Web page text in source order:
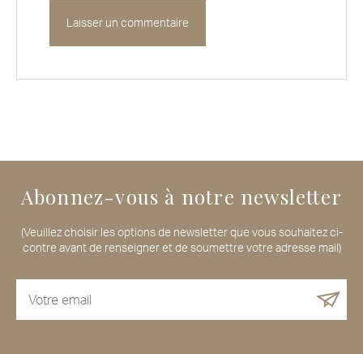
Abonnez-vous à notre newsletter
(Veuillez choisir les options de newsletter que vous souhaitez ci-
contre avant de renseigner et de soumettre votre adresse mail)